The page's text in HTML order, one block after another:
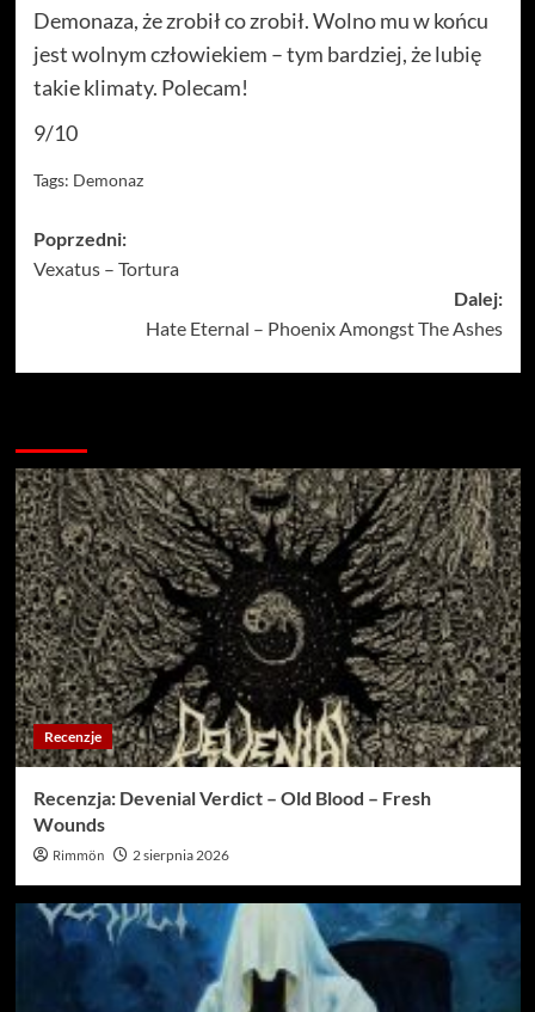
Demonaza, że zrobił co zrobił. Wolno mu w końcu
jest wolnym człowiekiem – tym bardziej, że lubię
takie klimaty. Polecam!
9/10
Tags: Demonaz
Zobacz
wpisy
Poprzedni:
Vexatus – Tortura
Dalej:
Hate Eternal – Phoenix Amongst The Ashes
Recenzje
Recenzja: Devenial Verdict – Old Blood – Fresh
Wounds
Rimmön 2 sierpnia 2026